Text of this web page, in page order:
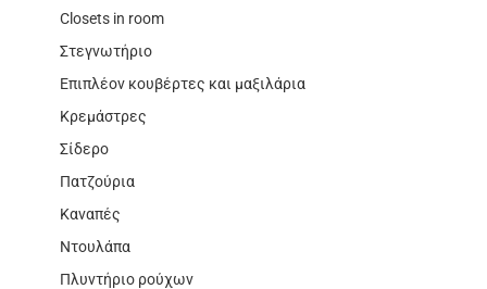
Closets in room
Στεγνωτήριο
Επιπλέον κουβέρτες και μαξιλάρια
Κρεμάστρες
Σίδερο
Πατζούρια
Καναπές
Ντουλάπα
Πλυντήριο ρούχων